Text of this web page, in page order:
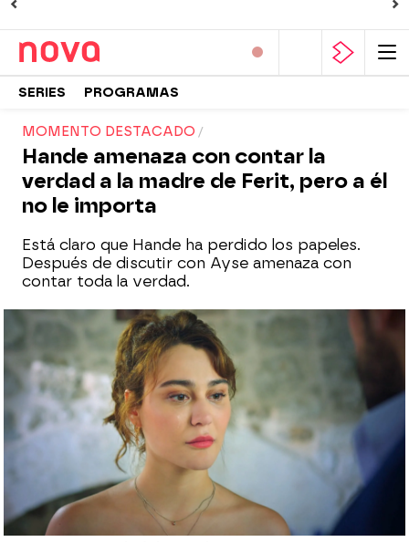
SERIES PROGRAMAS
MOMENTO DESTACADO
Hande amenaza con contar la
verdad a la madre de Ferit, pero a él
no le importa
Está claro que Hande ha perdido los papeles.
Después de discutir con Ayse amenaza con
contar toda la verdad.
Hande se cuela en el apartamento de Ferit
y se enfrenta a Ayse
Nova